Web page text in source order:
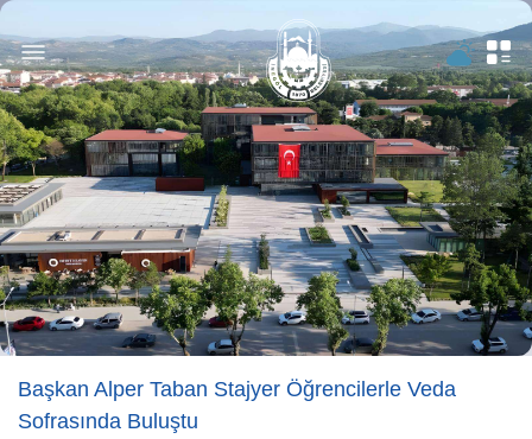
Başkan Alper Taban Stajyer Öğrencilerle Veda
Sofrasında Buluştu